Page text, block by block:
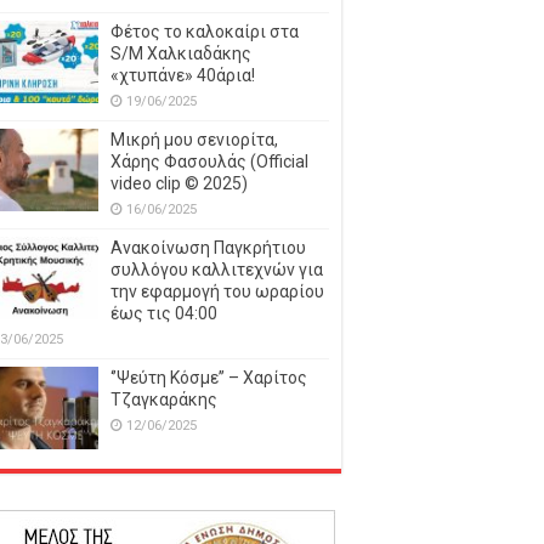
Φέτος το καλοκαίρι στα
S/M Χαλκιαδάκης
«χτυπάνε» 40άρια!
19/06/2025
Μικρή μου σενιορίτα,
Χάρης Φασουλάς (Official
video clip © 2025)
16/06/2025
Ανακοίνωση Παγκρήτιου
συλλόγου καλλιτεχνών για
την εφαρμογή του ωραρίου
έως τις 04:00
06/2025
‘’Ψεύτη Κόσμε’’ – Χαρίτος
Τζαγκαράκης
12/06/2025